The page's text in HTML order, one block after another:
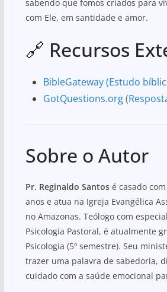
sabendo que fomos criados para
com Ele, em santidade e amor.
🔗 Recursos
BibleGateway (Estudo
GotQuestions.org
Sobre o Autor
Pr. Reginaldo Santosé casado
anos e atua na Igreja Evangélica
no Amazonas. Teólogo com
Psicologia Pastoral, é atualmente
Psicologia (5º semestre). Seu
trazer uma palavra de sabedoria,
cuidado com a saúde emocional